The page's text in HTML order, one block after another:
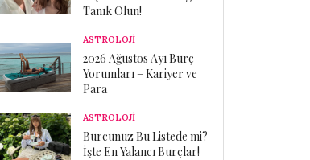
Tanık Olun!
ASTROLOJİ
2026 Ağustos Ayı Burç
Yorumları – Kariyer ve
Para
ASTROLOJİ
Burcunuz Bu Listede mi?
İşte En Yalancı Burçlar!